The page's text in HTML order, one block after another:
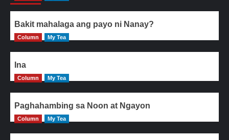
Bakit mahalaga ang payo ni Nanay?
Column My Tea
Ina
Column My Tea
Paghahambing sa Noon at Ngayon
Column My Tea